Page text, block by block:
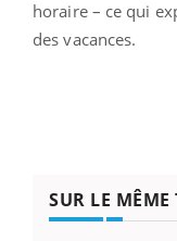
horaire – ce qui
des vacances.
SUR LE MÊME